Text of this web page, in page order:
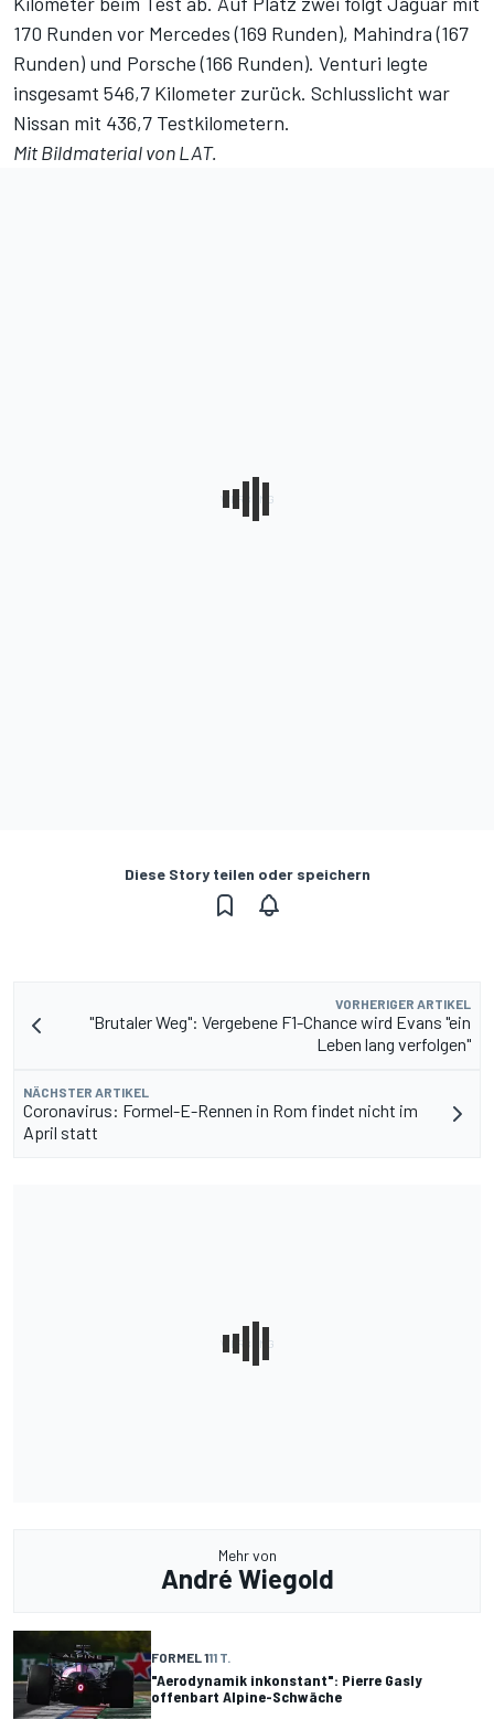
170 Runden vor Mercedes (169 Runden), Mahindra (167
Runden) und Porsche (166 Runden). Venturi legte
insgesamt 546,7 Kilometer zurück. Schlusslicht war
Nissan mit 436,7 Testkilometern.
Mit Bildmaterial von LAT.
Diese Story teilen oder speichern
VORHERIGER ARTIKEL
"Brutaler Weg": Vergebene F1-Chance wird Evans "ein
Leben lang verfolgen"
NÄCHSTER ARTIKEL
Coronavirus: Formel-E-Rennen in Rom findet nicht im
April statt
Mehr von
André Wiegold
FORMEL 111 T.
"Aerodynamik inkonstant": Pierre Gasly
offenbart Alpine-Schwäche